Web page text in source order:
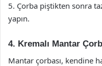
5. Çorba piştikten sonra
yapın.
4. Kremalı Mantar
Mantar çorbası, kendine